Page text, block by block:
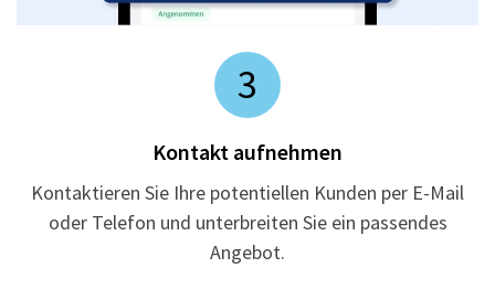
3
Kontakt aufnehmen
Kontaktieren Sie Ihre potentiellen Kunden per E-Mail
oder Telefon und unterbreiten Sie ein passendes
Angebot.